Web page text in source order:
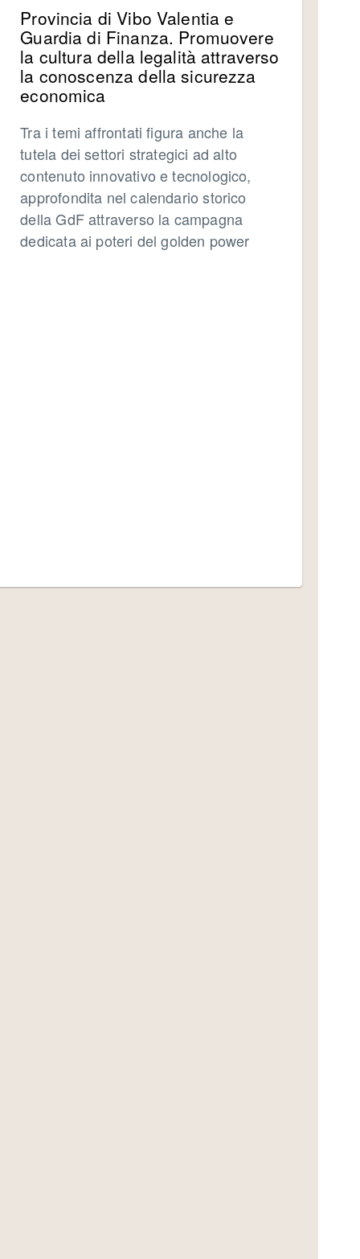
Provincia di Vibo Valentia e
Guardia di Finanza. Promuovere
la cultura della legalità attraverso
la conoscenza della sicurezza
economica
Tra i temi affrontati figura anche la
tutela dei settori strategici ad alto
contenuto innovativo e tecnologico,
approfondita nel calendario storico
della GdF attraverso la campagna
dedicata ai poteri del golden power